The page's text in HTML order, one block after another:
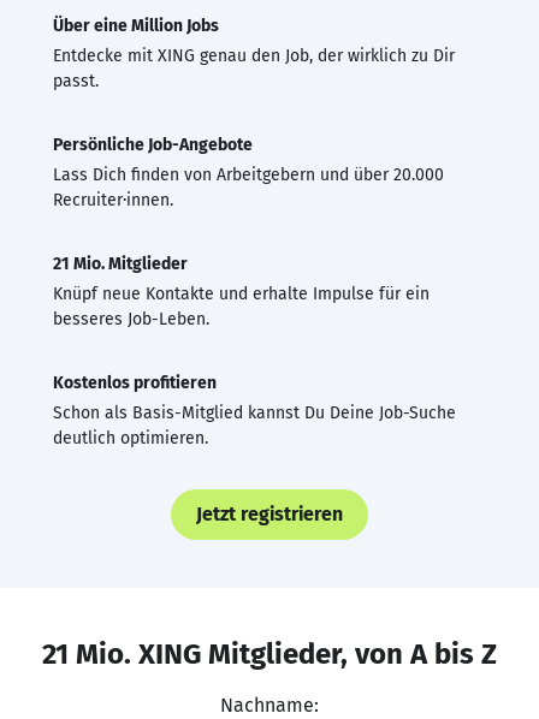
Über eine Million Jobs
Entdecke mit XING genau den Job, der wirklich zu Dir
passt.
Persönliche Job-Angebote
Lass Dich finden von Arbeitgebern und über 20.000
Recruiter·innen.
21 Mio. Mitglieder
Knüpf neue Kontakte und erhalte Impulse für ein
besseres Job-Leben.
Kostenlos profitieren
Schon als Basis-Mitglied kannst Du Deine Job-Suche
deutlich optimieren.
Jetzt registrieren
21 Mio. XING Mitglieder, von A bis Z
Nachname: